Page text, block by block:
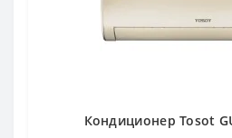
Кондиционер Tosot